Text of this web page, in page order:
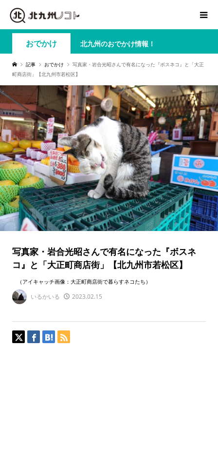
おでかけ 北九州のおでかけ情報！
記事 おでかけ
写真家・岩合光昭さんで有名になった『ボスネコ』と「大正
町商店街」【北九州市若松区】
写真家・岩合光昭さんで有名になった『ボスネ
コ』と「大正町商店街」【北九州市若松区】
（アイキャッチ画像：大正町商店街で暮らすネコたち）
いるかいる 2023.02.15